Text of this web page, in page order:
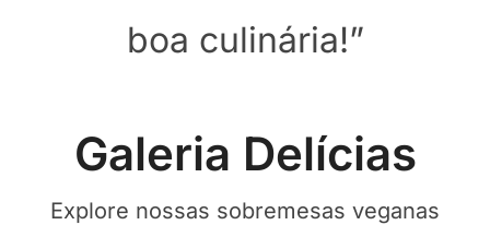
boa culinária!”
Galeria Delícias
Explore nossas sobremesas veganas